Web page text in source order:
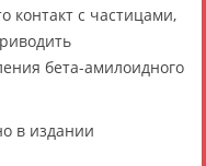
контакт с частицами,
бета-амилоидного
в издании